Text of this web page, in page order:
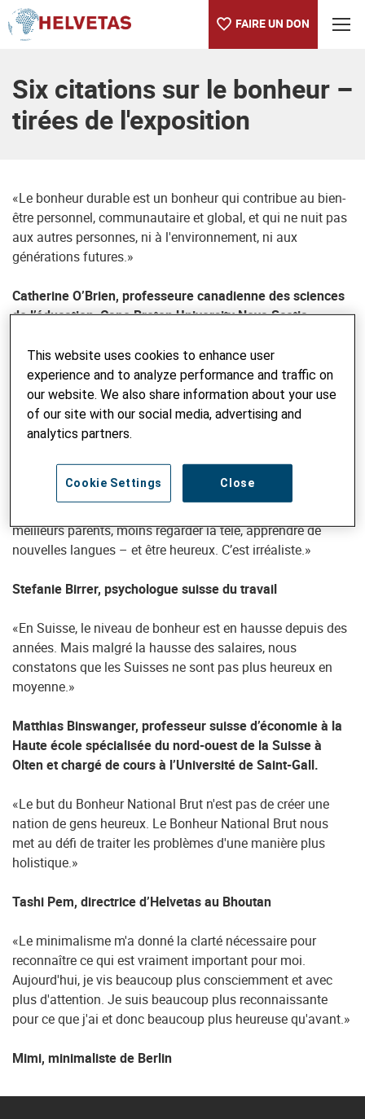
FAIRE UN DON
Six citations sur le bonheur –
tirées de l'exposition
«Le bonheur durable est un bonheur qui contribue au bien-
être personnel, communautaire et global, et qui ne nuit pas
aux autres personnes, ni à l'environnement, ni aux
générations futures.»
Catherine O’Brien, professeure canadienne des sciences
de l’éducation, Cape Breton University Nova Scotia
«Au lieu de promouvoir une forte croissance économique,
l'État ferait mieux de réduire la pauvreté et les disparités de
revenus. Cela rend les gens plus heureux.»
Sauwalak Kittiprapas, chercheuse thaïlandaise sur le
«Nous voulons à la fois réussir professionnellement, être
meilleurs parents, moins regarder la télé, apprendre de
nouvelles langues – et être heureux. C’est irréaliste.»
Stefanie Birrer, psychologue suisse du travail
«En Suisse, le niveau de bonheur est en hausse depuis des
années. Mais malgré la hausse des salaires, nous
constatons que les Suisses ne sont pas plus heureux en
moyenne.»
Matthias Binswanger, professeur suisse d’économie à la
Haute école spécialisée du nord-ouest de la Suisse à
Olten et chargé de cours à l’Université de Saint-Gall.
«Le but du Bonheur National Brut n'est pas de créer une
nation de gens heureux. Le Bonheur National Brut nous
met au défi de traiter les problèmes d'une manière plus
holistique.»
Tashi Pem, directrice d’Helvetas au Bhoutan
«Le minimalisme m'a donné la clarté nécessaire pour
reconnaître ce qui est vraiment important pour moi.
Aujourd'hui, je vis beaucoup plus consciemment et avec
plus d'attention. Je suis beaucoup plus reconnaissante
pour ce que j'ai et donc beaucoup plus heureuse qu'avant.»
Mimi, minimaliste de Berlin
This website uses cookies to enhance user
experience and to analyze performance and traffic on
our website. We also share information about your use
of our site with our social media, advertising and
analytics partners.
Close
Cookie Settings